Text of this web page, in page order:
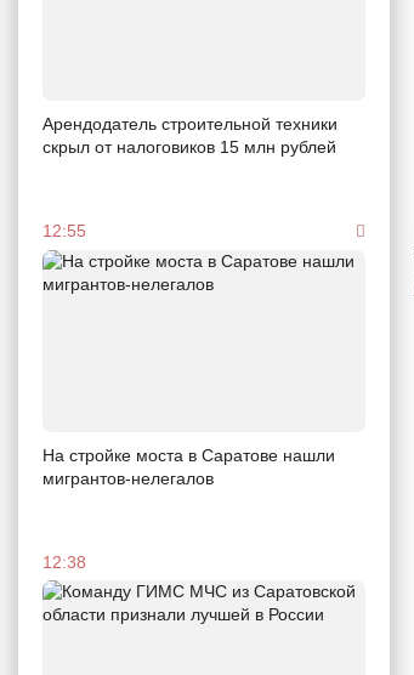
Арендодатель строительной техники
скрыл от налоговиков 15 млн рублей
12:55
На стройке моста в Саратове нашли
мигрантов-нелегалов
12:38